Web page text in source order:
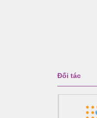
Đối tác